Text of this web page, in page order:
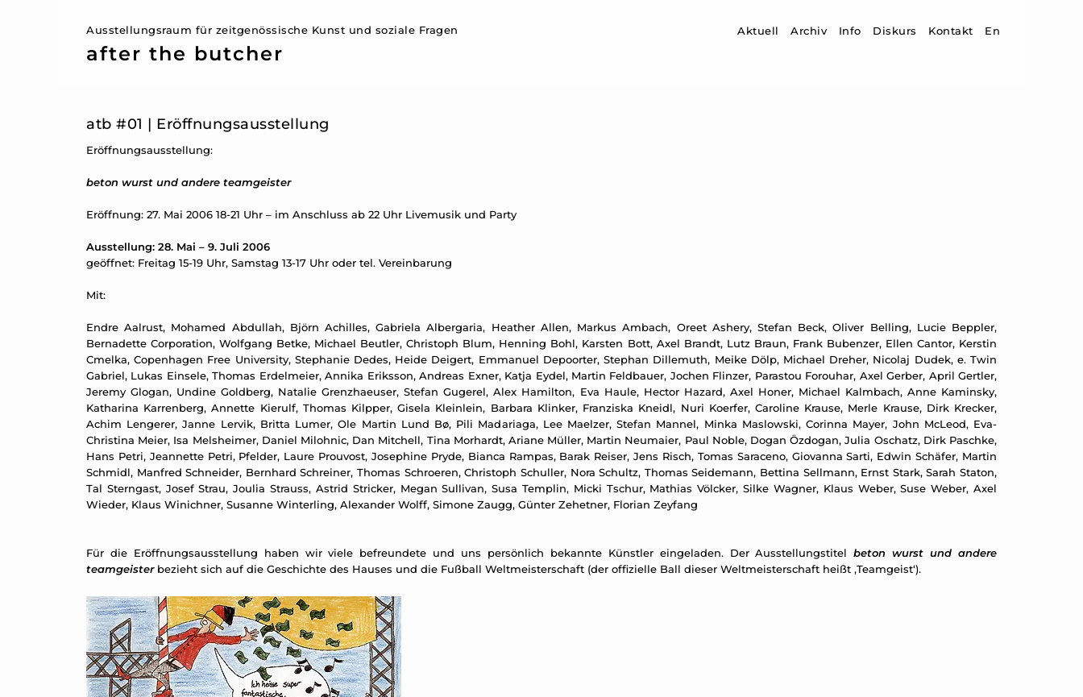
Ausstellungsraum für zeitgenössische Kunst und soziale Fragen
after the butcher
Aktuell Archiv Info Diskurs Kontakt En
atb #01 | Eröffnungsausstellung
Eröffnungsausstellung:
beton wurst und andere teamgeister
Eröffnung: 27. Mai 2006 18-21 Uhr – im Anschluss ab 22 Uhr Livemusik und Party
Ausstellung: 28. Mai – 9. Juli 2006
geöffnet: Freitag 15-19 Uhr, Samstag 13-17 Uhr oder tel. Vereinbarung
Mit:
Endre Aalrust, Mohamed Abdullah, Björn Achilles, Gabriela Albergaria, Heather Allen, Markus Ambach, Oreet Ashery, Stefan Beck, Oliver Belling, Lucie Beppler,
Bernadette Corporation, Wolfgang Betke, Michael Beutler, Christoph Blum, Henning Bohl, Karsten Bott, Axel Brandt, Lutz Braun, Frank Bubenzer, Ellen Cantor, Kerstin
Cmelka, Copenhagen Free University, Stephanie Dedes, Heide Deigert, Emmanuel Depoorter, Stephan Dillemuth, Meike Dölp, Michael Dreher, Nicolaj Dudek, e. Twin
Gabriel, Lukas Einsele, Thomas Erdelmeier, Annika Eriksson, Andreas Exner, Katja Eydel, Martin Feldbauer, Jochen Flinzer, Parastou Forouhar, Axel Gerber, April Gertler,
Jeremy Glogan, Undine Goldberg, Natalie Grenzhaeuser, Stefan Gugerel, Alex Hamilton, Eva Haule, Hector Hazard, Axel Honer, Michael Kalmbach, Anne Kaminsky,
Katharina Karrenberg, Annette Kierulf, Thomas Kilpper, Gisela Kleinlein, Barbara Klinker, Franziska Kneidl, Nuri Koerfer, Caroline Krause, Merle Krause, Dirk Krecker,
Achim Lengerer, Janne Lervik, Britta Lumer, Ole Martin Lund Bø, Pili Madariaga, Lee Maelzer, Stefan Mannel, Minka Maslowski, Corinna Mayer, John McLeod, Eva-
Christina Meier, Isa Melsheimer, Daniel Milohnic, Dan Mitchell, Tina Morhardt, Ariane Müller, Martin Neumaier, Paul Noble, Dogan Özdogan, Julia Oschatz, Dirk Paschke,
Hans Petri, Jeannette Petri, Pfelder, Laure Prouvost, Josephine Pryde, Bianca Rampas, Barak Reiser, Jens Risch, Tomas Saraceno, Giovanna Sarti, Edwin Schäfer, Martin
Schmidl, Manfred Schneider, Bernhard Schreiner, Thomas Schroeren, Christoph Schuller, Nora Schultz, Thomas Seidemann, Bettina Sellmann, Ernst Stark, Sarah Staton,
Tal Sterngast, Josef Strau, Joulia Strauss, Astrid Stricker, Megan Sullivan, Susa Templin, Micki Tschur, Mathias Völcker, Silke Wagner, Klaus Weber, Suse Weber, Axel
Wieder, Klaus Winichner, Susanne Winterling, Alexander Wolff, Simone Zaugg, Günter Zehetner, Florian Zeyfang
Für die Eröffnungsausstellung haben wir viele befreundete und uns persönlich bekannte Künstler eingeladen. Der Ausstellungstitelbeton wurst und andere
teamgeisterbezieht sich auf die Geschichte des Hauses und die Fußball Weltmeisterschaft (der offizielle Ball dieser Weltmeisterschaft heißt ‚Teamgeist‘).